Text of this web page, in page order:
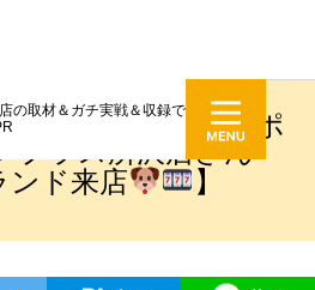
の取材＆ガチ実戦＆収録で
ドキ
ガチ実戦レポ
プラス所沢店さん
ンド来店
】